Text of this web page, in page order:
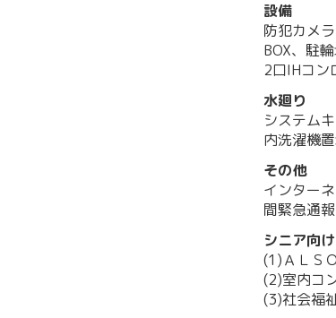
設備
防犯カメ
BOX、駐
2口IHコン
水廻り
システム
内洗濯機
その他
インター
間緊急通
シニア向
(1)ＡＬＳ
(2)室内コ
(3)社会福